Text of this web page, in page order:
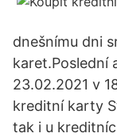
dnešnímu dni
karet.Poslední
23.02.2021 v
kreditní karty
tak i u